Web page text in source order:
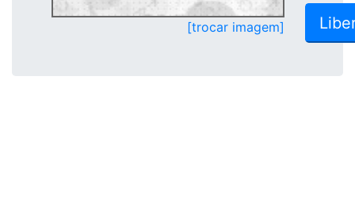
[trocar imagem]